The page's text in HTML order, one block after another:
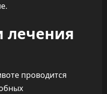
лечения
проводится